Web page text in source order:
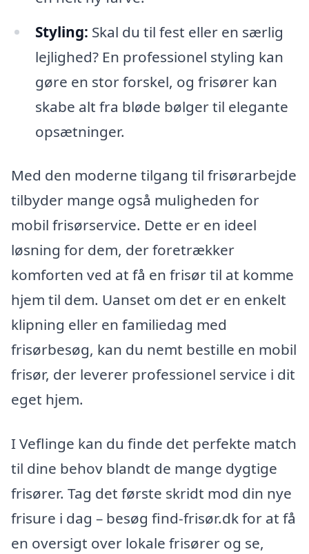
Styling: Skal du til fest eller en særlig
lejlighed? En professionel styling kan
gøre en stor forskel, og frisører kan
skabe alt fra bløde bølger til elegante
opsætninger.
Med den moderne tilgang til frisørarbejde
tilbyder mange også muligheden for
mobil frisørservice. Dette er en ideel
løsning for dem, der foretrækker
komforten ved at få en frisør til at komme
hjem til dem. Uanset om det er en enkelt
klipning eller en familiedag med
frisørbesøg, kan du nemt bestille en mobil
frisør, der leverer professionel service i dit
eget hjem.
I Veflinge kan du finde det perfekte match
til dine behov blandt de mange dygtige
frisører. Tag det første skridt mod din nye
frisure i dag – besøg find-frisør.dk for at få
en oversigt over lokale frisører og se,